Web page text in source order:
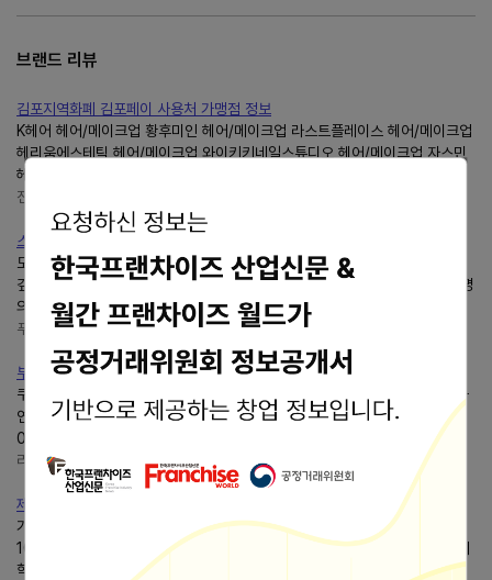
브랜드 리뷰
김포지역화폐 김포페이 사용처 가맹점 정보
K헤어 헤어/메이크업 황후미인 헤어/메이크업 라스트플레이스 헤어/메이크업
헤리움에스테틱 헤어/메이크업 와이키키네일스튜디오 헤어/메이크업 자스민
헤어 헤어/메이크업 헤어나드림(김포2호점) 헤어...
전국오일장 전국5일장날 정보
스팀 코옵 협동 게임 추천 TOP40 (2-4인용)
모든 캐릭터들이 가진 독특한 스토리와 매력적인 퀘스트는 게임의 세계관에
깊이를 더하고,플레이어를 끊임없이 탐험으로 이끌어냅니다. 그리고 최대 4명
의플레이어가 함께 모험을 즐길 수 있으며, 마치...
푸린의 정보 블로그
https://dreaminfo.tistory.com/
부산광역시 제조업 공장등록 업체현황 : 5001~10476
쿠팡 파트너스 추천인 코드 : AF9956533 *본 광고는 쿠팡의 판매수수료와
연계되어 있습니다. 5001 동락화학공업사 051-204-0041 051-204-
0043 46752 부산광역시 강서구 녹산산단165로14번길 15...
리치캣의 현재 그리고 미래
https://richcat.tistory.com/
제천화폐(모아) 이용안내 및 가맹점 소개 4탄
가맹점명 업장주소 제천미당갤러리카페 제천시 봉양읍 용두대로 36 길 81-
10 제천미용기술학원 충청북도 제천시 의림대로 99 ( 명동 ) 제천박문각고시
학원 충청북도 제천시 의림대로 225-1 2 층 ( 청전동 )...